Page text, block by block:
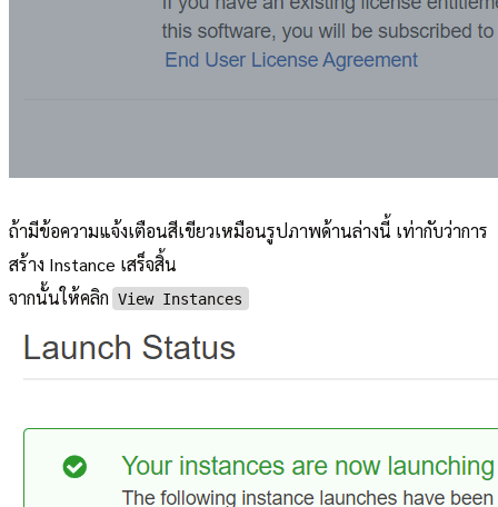
ถ้ามีข้อความแจ้งเตือนสีเขียวเหมือนรูปภาพด้านล่างนี้ เท่ากับว่าการ
สร้าง Instance เสร็จสิ้น
จากนั้นให้คลิก View Instances